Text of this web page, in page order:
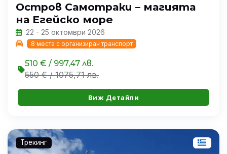
Остров Самотраки – магията
на Егейско море
22 - 25 октомври 2026
8 места с организиран транспорт
510 € / 997,47 лв.
550 € / 1075,71 лв.
Виж Детайли
Трекинг